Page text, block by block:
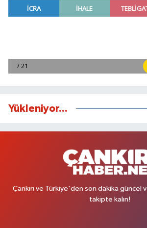
Yükleniyor...
Çankırı ve Türkiye'den son dakika güncel
takipte kalın!